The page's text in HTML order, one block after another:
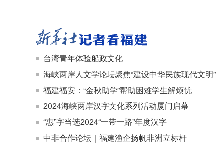
台湾青年体验船政文化
海峡两岸人文学论坛聚焦“建设中华民族现代文明”
福建福安：“金秋助学”帮助困难学生解烦忧
2024海峡两岸汉字文化系列活动厦门启幕
“惠”字当选2024“一带一路”年度汉字
中非合作论坛｜福建渔企扬帆非洲立标杆